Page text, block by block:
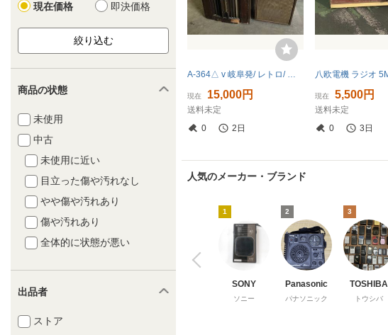
現在価格 即決価格
商品の状態
未使用
中古
未使用に近い
目立った傷や汚れなし
やや傷や汚れあり
傷や汚れあり
全体的に状態が悪い
出品者
ストア
現在 15,000円
送料未定
0
2日
現在 5,500円
送料未定
0
3日
人気のメーカー・ブランド
1
SONY
ソニー
2
Panasonic
パナソニック
3
TOSHIBA
トウシバ